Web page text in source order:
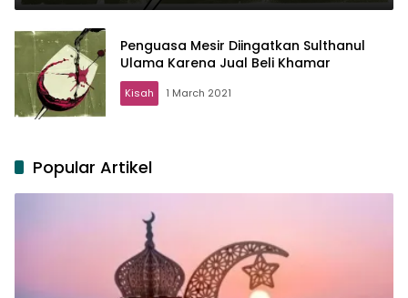
Penguasa Mesir Diingatkan Sulthanul
Ulama Karena Jual Beli Khamar
Kisah 1 March 2021
Popular Artikel